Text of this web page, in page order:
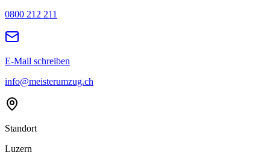
0800 212 211
E-Mail schreiben
info@meisterumzug.ch
Standort
Luzern